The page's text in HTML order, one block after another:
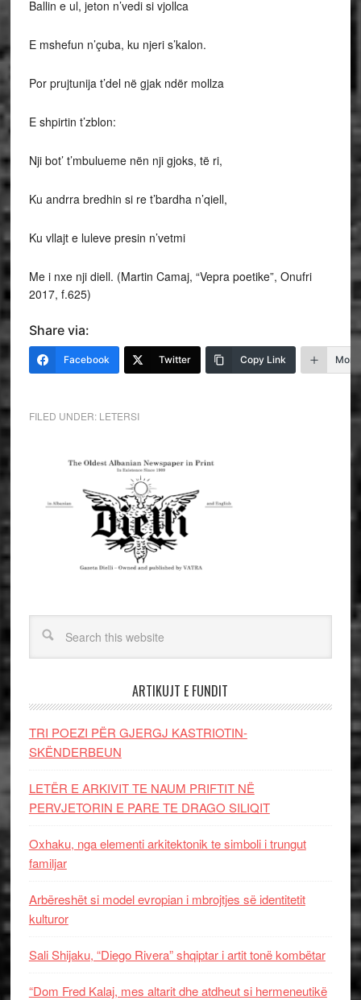
Ballin e ul, jeton n’vedi si vjollca
E mshefun n’çuba, ku njeri s’kalon.
Por prujtunija t’del në gjak ndër mollza
E shpirtin t’zblon:
Nji bot’ t’mbulueme nën nji gjoks, të ri,
Ku andrra bredhin si re t’bardha n’qiell,
Ku vllajt e luleve presin n’vetmi
Me i nxe nji diell. (Martin Camaj, “Vepra poetike”, Onufri
2017, f.625)
Share via:
Facebook Twitter Copy Link More
FILED UNDER: LETERSI
ARTIKUJT E FUNDIT
TRI POEZI PËR GJERGJ KASTRIOTIN-
SKËNDERBEUN
LETËR E ARKIVIT TE NAUM PRIFTIT NË
PERVJETORIN E PARE TE DRAGO SILIQIT
Oxhaku, nga elementi arkitektonik te simboli i trungut
familjar
Arbëreshët si model evropian i mbrojtjes së identitetit
kulturor
Sali Shijaku, “Diego Rivera” shqiptar i artit tonë kombëtar
“Dom Fred Kalaj, mes altarit dhe atdheut si hermeneutikë